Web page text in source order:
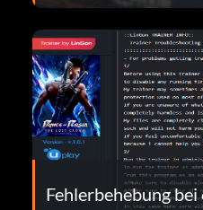
Fehlerbehebung